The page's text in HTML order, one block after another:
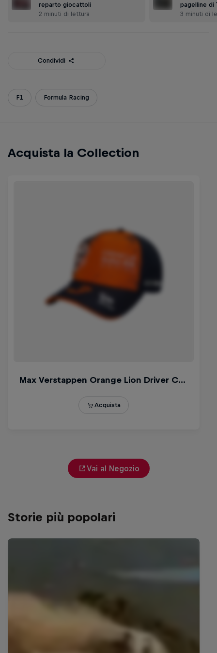
reparto giocattoli
2 minuti di lettura
pagelline di
3 minuti di
Condividi
F1 Formula Racing
Acquista la Collection
Vai al Negozio
Storie più popolari